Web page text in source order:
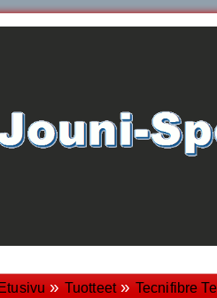
Etusivu » Tuotteet» Tecnifibre